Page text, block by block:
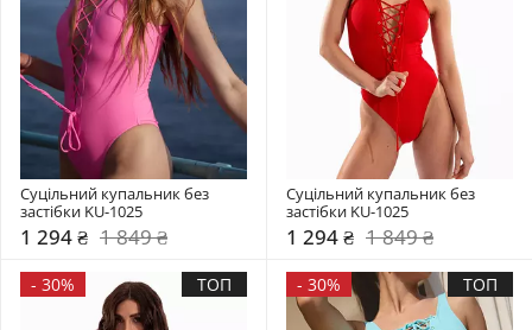
Суцільний купальник без
застібки KU-1025
1 294 ₴ 1 849 ₴
Суцільний купальник без
застібки KU-1025
1 294 ₴ 1 849 ₴
- 30% ТОП - 30% ТОП